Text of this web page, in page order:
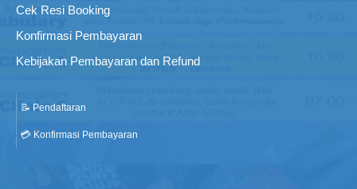
Cek Resi Booking
Konfirmasi Pembayaran
Kebijakan Pembayaran dan Refund
📝 Pendaftaran
💳 Konfirmasi Pembayaran